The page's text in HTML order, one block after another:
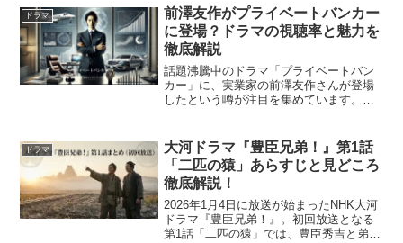
が話題となっています。犬頭光太郎は一
体何者なのでしょうか？こ...
ドラマ
前澤友作がプライベートバンカー
に登場？ドラマの視聴率と魅力を
徹底解説
話題沸騰中のドラマ「プライベートバン
カー」に、実業家の前澤友作さんが登場
したという噂が注目を集めています。彼
化したのでしょうか。この記事では、ド
ラマの内容、視聴率の動向...
ドラマ
大河ドラマ『豊臣兄弟！』第1話
「二匹の猿」あらすじと見どころ
徹底解説！
2026年1月4日に放送が始まったNHK大河
ドラマ『豊臣兄弟！』。初回放送となる
第1話「二匹の猿」では、豊臣秀吉と弟・